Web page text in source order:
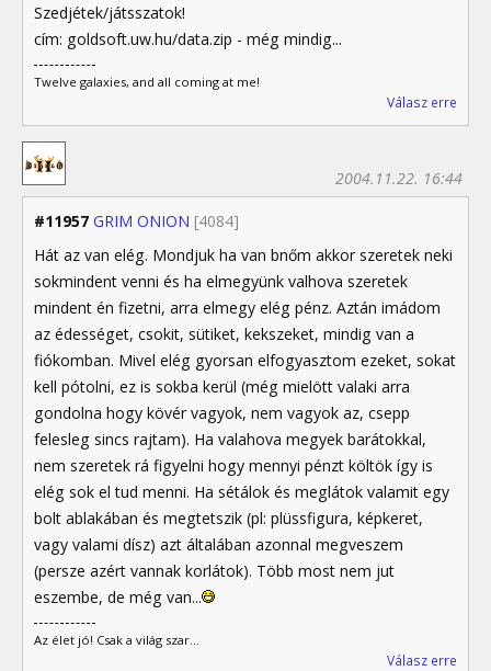
Szedjétek/játsszatok!
cím: goldsoft.uw.hu/data.zip - még mindig...
Twelve galaxies, and all coming at me!
Válasz erre
#11957 GRIM ONION [4084]
2004.11.22. 16:44
Hát az van elég. Mondjuk ha van bnőm akkor szeretek neki
sokmindent venni és ha elmegyünk valhova szeretek
mindent én fizetni, arra elmegy elég pénz. Aztán imádom
az édességet, csokit, sütiket, kekszeket, mindig van a
fiókomban. Mivel elég gyorsan elfogyasztom ezeket, sokat
kell pótolni, ez is sokba kerül (még mielött valaki arra
gondolna hogy kövér vagyok, nem vagyok az, csepp
felesleg sincs rajtam). Ha valahova megyek barátokkal,
nem szeretek rá figyelni hogy mennyi pénzt költök így is
elég sok el tud menni. Ha sétálok és meglátok valamit egy
bolt ablakában és megtetszik (pl: plüssfigura, képkeret,
vagy valami dísz) azt általában azonnal megveszem
(persze azért vannak korlátok). Több most nem jut
eszembe, de még van...
Az élet jó! Csak a világ szar...
Válasz erre